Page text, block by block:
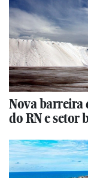
Nova barreira
do RN e setor